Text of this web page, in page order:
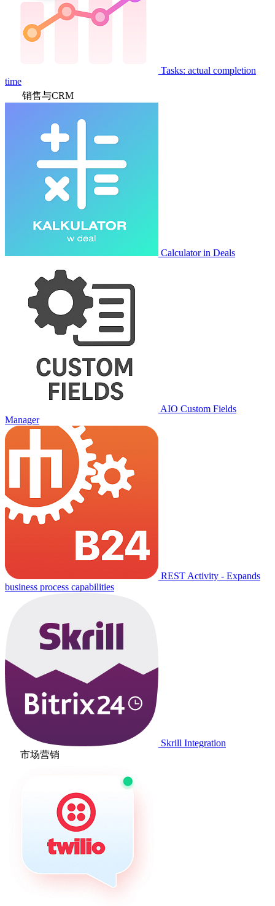
Tasks: actual completion
time
销售与CRM
Calculator in Deals
AIO Custom Fields
Manager
REST Activity - Expands
business process capabilities
Skrill Integration
市场营销